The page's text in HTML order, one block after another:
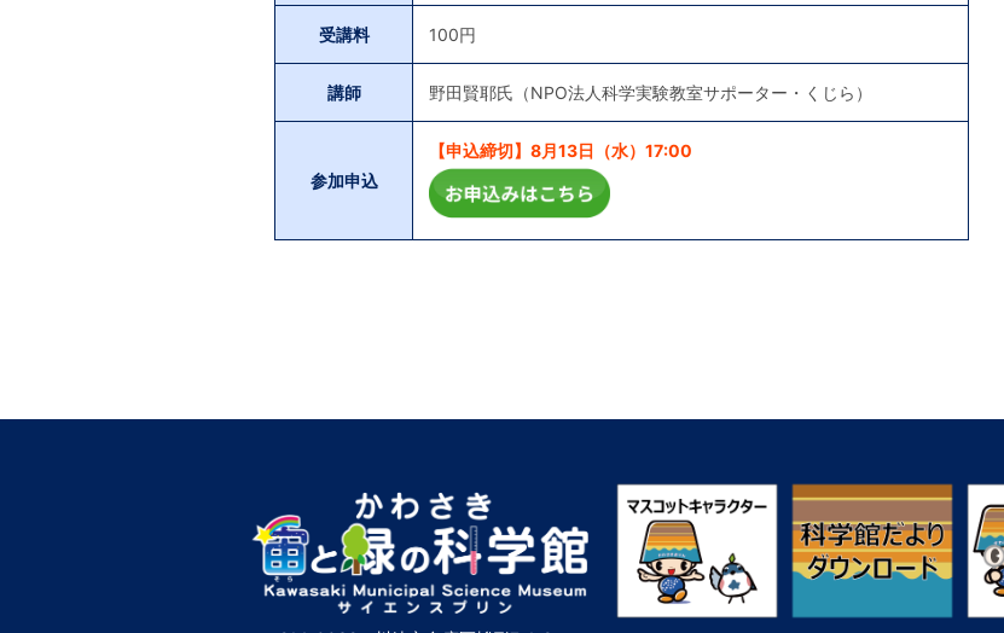
受講料 100円
講師 野田賢耶氏（NPO法人科学実験教室サポーター・くじら）
参加申込
【申込締切】8月13日（水）17:00